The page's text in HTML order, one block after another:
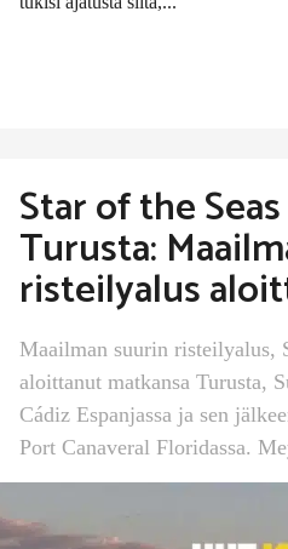
Star of the
Turusta:
risteilyalus
Maailman suurin risteilyalus,
aloittanut matkansa Turusta,
Cádiz Espanjassa ja sen
Port Canaveral Floridassa.